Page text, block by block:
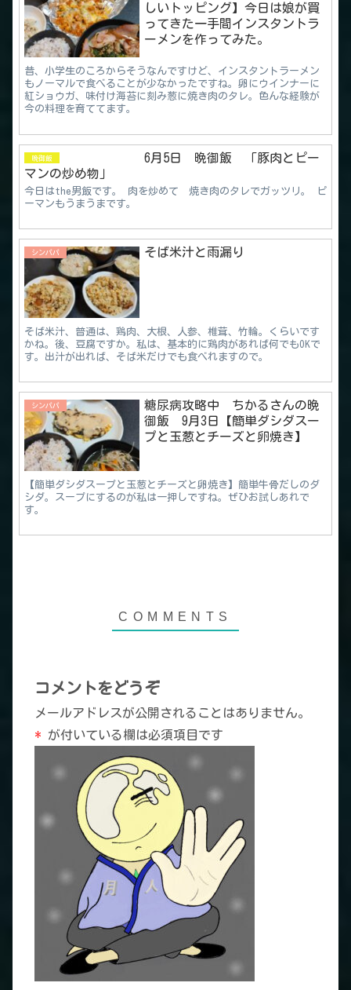
しいトッピング】今日は娘が買
ってきた一手間インスタントラ
ーメンを作ってみた。
昔、小学生のころからそうなんですけど、インスタントラーメン
もノーマルで食べることが少なかったですね。卵にウインナーに
紅ショウガ、味付け海苔に刻み葱に焼き肉のタレ。色んな経験が
今の料理を育ててます。
晩御飯
6月5日 晩御飯 「豚肉とピー
マンの炒め物」
今日はthe男飯です。 肉を炒めて 焼き肉のタレでガッツリ。 ピ
ーマンもうまうまです。
シンパパ そば米汁と雨漏り
そば米汁、普通は、鶏肉、大根、人参、椎茸、竹輪。くらいです
かね。後、豆腐ですか。私は、基本的に鶏肉があれば何でもOKで
す。出汁が出れば、そば米だけでも食べれますので。
シンパパ
糖尿病攻略中 ちかるさんの晩
御飯 9月3日【簡単ダシダスー
プと玉葱とチーズと卵焼き】
【簡単ダシダスープと玉葱とチーズと卵焼き】簡単牛骨だしのダ
シダ。スープにするのが私は一押しですね。ぜひお試しあれで
す。
コメントをどうぞ
メールアドレスが公開されることはありません。
* が付いている欄は必須項目です